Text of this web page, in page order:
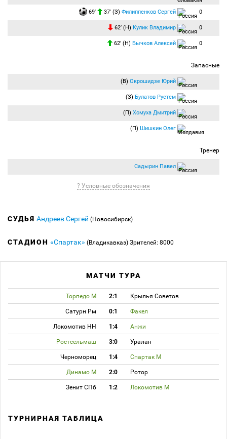
69′ 37′ (З) Филиппенков Сергей 0
62′ (Н) Кулик Владимир 0
62′ (Н) Бычков Алексей 0
Запасные
(В) Окрошидзе Юрий
(З) Булатов Рустем
(П) Хомуха Дмитрий
(П) Шишкин Олег
Тренер
Садырин Павел
? Условные обозначения
СУДЬЯ Андреев Сергей (Новосибирск)
СТАДИОН «Спартак» (Владикавказ) Зрителей: 8000
МАТЧИ ТУРА
Торпедо М 2:1 Крылья Советов
Сатурн Рм 0:1 Факел
Локомотив НН 1:4 Анжи
Ростсельмаш 3:0 Уралан
Черноморец 1:4 Спартак М
Динамо М 2:0 Ротор
Зенит СПб 1:2 Локомотив М
ТУРНИРНАЯ ТАБЛИЦА